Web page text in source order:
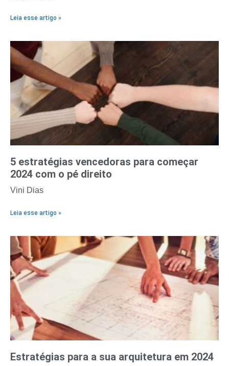
Leia esse artigo »
5 estratégias vencedoras para começar
2024 com o pé direito
Vini Dias
Leia esse artigo »
Estratégias para a sua arquitetura em 2024